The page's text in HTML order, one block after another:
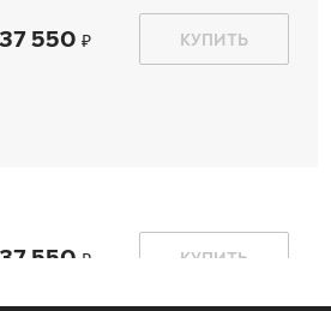
37 550 КУПИТЬ
37 550 КУПИТЬ